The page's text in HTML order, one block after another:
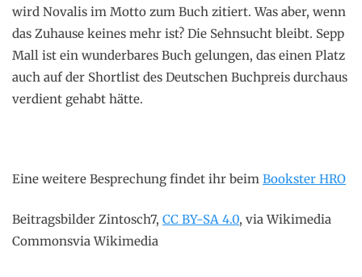
wird Novalis im Motto zum Buch zitiert. Was aber, wenn
das Zuhause keines mehr ist? Die Sehnsucht bleibt. Sepp
Mall ist ein wunderbares Buch gelungen, das einen Platz
auch auf der Shortlist des Deutschen Buchpreis durchaus
verdient gehabt hätte.
Eine weitere Besprechung findet ihr beim Bookster HRO
Beitragsbilder Zintosch7, CC BY-SA 4.0, via Wikimedia
Commonsvia Wikimedia